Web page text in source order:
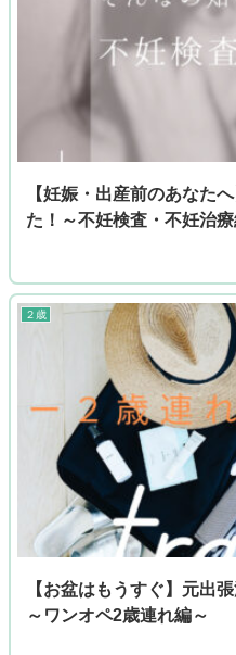
【妊娠・出産前のあなた
た！～不妊検査・不妊治療
２歳
【お盆はもうすぐ】元出
～ワンオペ2歳連れ編～